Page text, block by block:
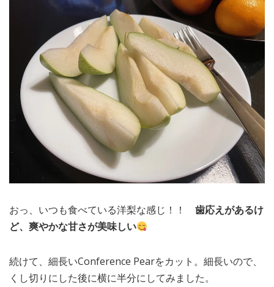
おっ、いつも食べている洋梨な感じ！！ 歯応えがあるけ
ど、爽やかな甘さが美味しい
続けて、細長いConference Pearをカット。細長いので、
くし切りにした後に横に半分にしてみました。